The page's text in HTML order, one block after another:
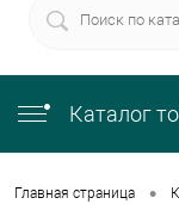
Каталог
Главная страница •